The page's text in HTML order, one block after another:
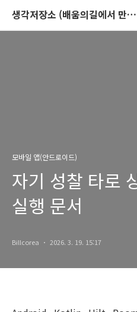
생각저장소 (배움의길에서 만나는 이야기)
모바일 앱(안드로이드)
자기 성찰 타로
실행 문서
Billcorea 2026. 3. 19. 15:17